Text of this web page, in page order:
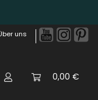
uns
0,00 €